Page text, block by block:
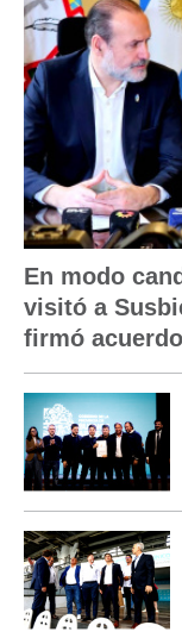
En modo
visitó a
firmó